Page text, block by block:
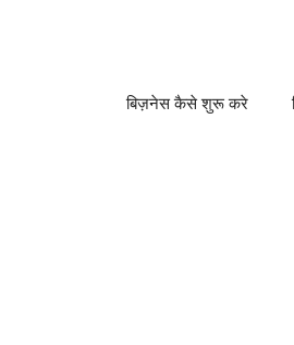
बिज़नेस कैसे शुरू करे